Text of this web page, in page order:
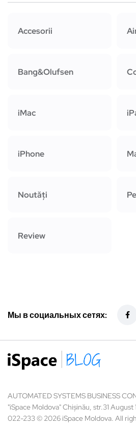
Accesorii
Bang&Olufsen
iMac
iPhone
Noutăți
Review
Мы в социальных сетях:
AUTOMATED SYSTEMS BUSINESS
"iSpace Moldova" Chișinău, str.31
022-233 © 2026 iSpace Moldova. All